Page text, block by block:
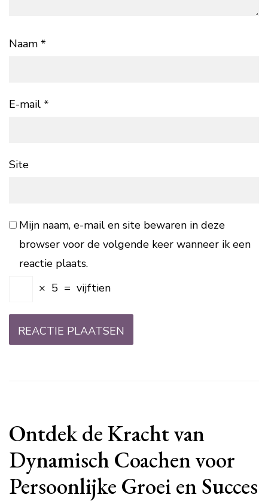
Naam *
E-mail *
Site
Mijn naam, e-mail en site bewaren in deze
browser voor de volgende keer wanneer ik een
reactie plaats.
× 5 = vijftien
Ontdek de Kracht van
Dynamisch Coachen voor
Persoonlijke Groei en Succes